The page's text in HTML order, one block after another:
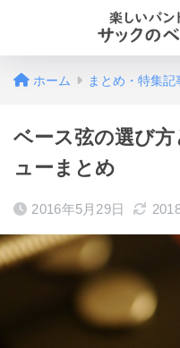
ホーム まとめ・特集記
ベース弦の選び
ューまとめ
2016年5月29日